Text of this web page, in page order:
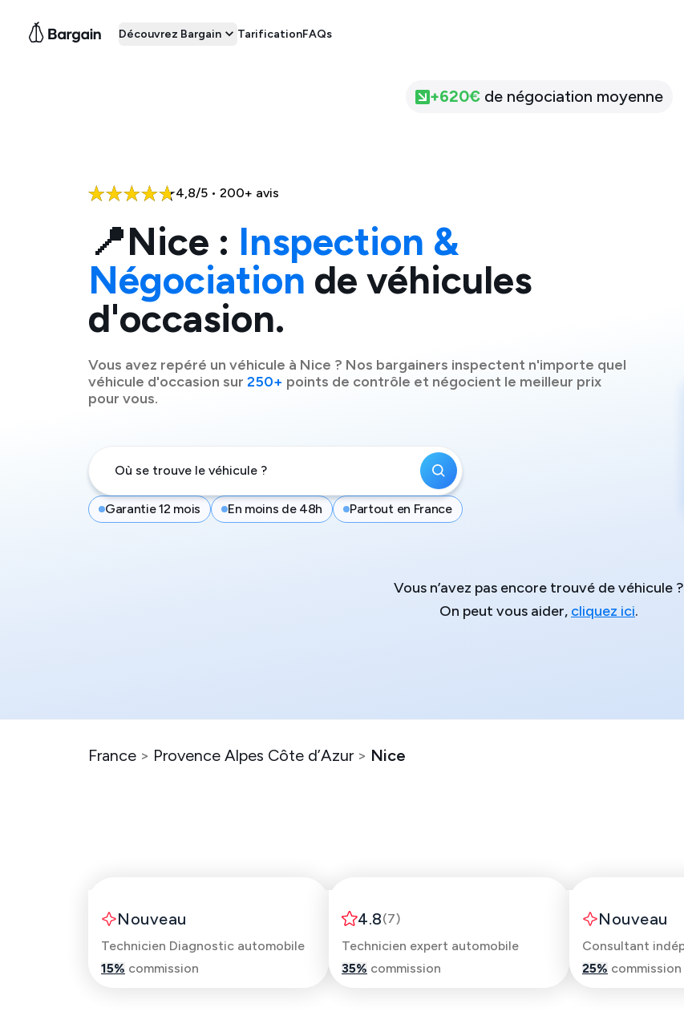
Découvrez Bargain TarificationFAQs
+620€ de négociation moyenne
4,8/5 • 200+ avis
📍Nice : Inspection &
Négociation de véhicules
d'occasion.
Vous avez repéré un véhicule à Nice ? Nos bargainers inspectent n'importe quel
véhicule d'occasion sur 250+ points de contrôle et négocient le meilleur prix
pour vous.
Garantie 12 mois En moins de 48h Partout en France
Vous n’avez pas encore trouvé de véhicule ?
On peut vous aider, cliquez ici.
France > Provence Alpes Côte d’Azur > Nice
Nouveau
Technicien Diagnostic automobile
15% commission
4.8(7)
Technicien expert automobile
35% commission
Nouveau
25% commission